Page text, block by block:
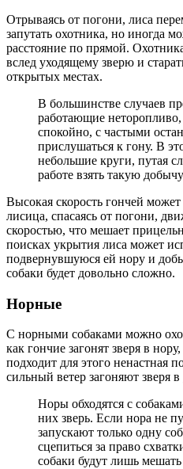
Отрываясь от погони, лиса
запутать охотника, но иногда
расстояние по прямой.
вслед уходящему зверю и
открытых местах.
В большинстве случаев
работающие
спокойно, с частыми
прислушаться к гону. В
небольшие круги, путая
работе взять такую
Высокая скорость гончей
лисица, спасаясь от погони,
скоростью, что мешает
поисках укрытия лиса может
подвернувшуюся ей нору и
собаки будет довольно сложно.
Норные
С норными собаками можно
как гончие загонят зверя в
подходит для этого ненастная
сильный ветер загоняют зверя
Норы обходятся с
них зверь. Если нора не
запускают только одну
сцепиться за право
собаки будут лишь мешать